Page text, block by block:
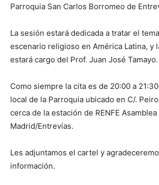
Parroquia San Carlos Borromeo de
La sesión estará dedicada a tratar el
escenario religioso en América Latina, y
estará cargo del Prof. Juan José Tamayo.
Como siempre la cita es de 20:00 a
local de la Parroquia ubicado en C/.
cerca de la estación de RENFE Asamblea
Madrid/Entrevías.
Les adjuntamos el cartel y
información.